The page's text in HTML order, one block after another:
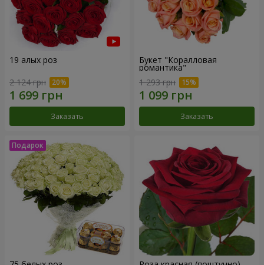
19 алых роз
2 124 грн
Заказать
Букет "Коралловая
романтика"
1 293 грн
Заказать